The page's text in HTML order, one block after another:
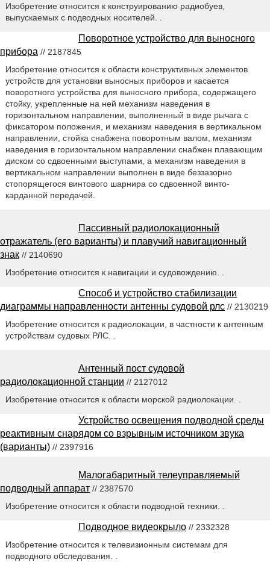
Изобретение относится к конструированию радиобуев,
выпускаемых с подводных носителей. .
Поворотное устройство для выносного
прибора // 2187845
Изобретение относится к области конструктивных элементов
устройств для установки выносных приборов и касается
поворотного устройства для выносного прибора, содержащего
стойку, укрепленные на ней механизм наведения в
горизонтальном направлении, выполненный в виде рычага с
фиксатором положения, и механизм наведения в вертикальном
направлении, стойка снабжена поворотным валом, механизм
наведения в горизонтальном направлении снабжен плавающим
диском со сдвоенными выступами, а механизм наведения в
вертикальном направлении выполнен в виде беззазорно
стопорящегося винтового шарнира со сдвоенной винто-
карданной передачей.
Пассивный радиолокационный
отражатель (его варианты) и плавучий навигационный
знак // 2140690
Изобретение относится к навигации и судовождению. .
Способ и устройство стабилизации
диаграммы направленности антенны судовой рлс // 2130219
Изобретение относится к радиолокации, в частности к антенным
устройствам судовых РЛС. .
Антенный пост судовой
радиолокационной станции // 2127012
Изобретение относится к области морской радиолокации. .
Устройство освещения подводной среды
реактивным снарядом со взрывным источником звука
(варианты) // 2397916
Малогабаритный телеуправляемый
подводный аппарат // 2387570
Изобретение относится к области подводной техники. .
Подводное видеокрыло // 2332328
Изобретение относится к телевизионным системам для
подводного обследования. .